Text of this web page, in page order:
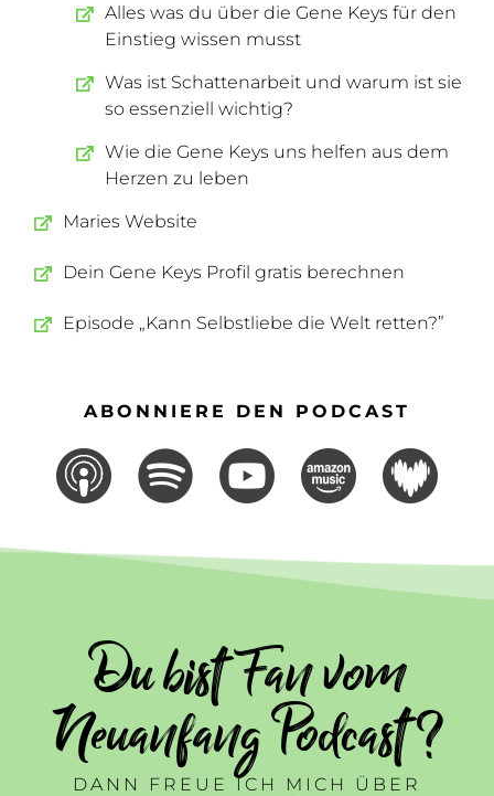
Alles was du über die Gene Keys für den
Einstieg wissen musst
Was ist Schattenarbeit und warum ist sie
so essenziell wichtig?
Wie die Gene Keys uns helfen aus dem
Herzen zu leben
Maries Website
Dein Gene Keys Profil gratis berechnen
Episode „Kann Selbstliebe die Welt retten?”
ABONNIERE DEN PODCAST
Du bist Fan vom
Neuanfang Podcast ?
DANN FREUE ICH MICH ÜBER